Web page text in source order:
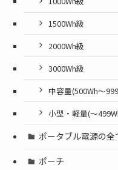
1500Wh級
2000Wh級
3000Wh級
中容量(500Wh～
小型・軽量(〜
ポータブル電源の全
ポーチ